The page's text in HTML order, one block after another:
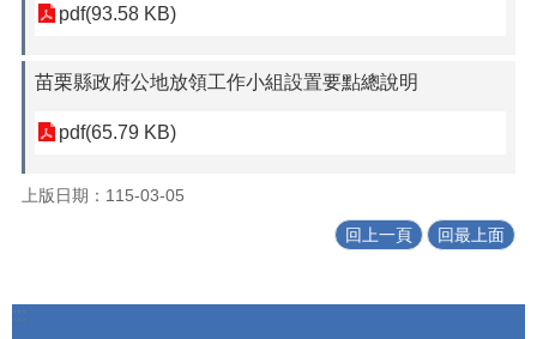
pdf(93.58 KB)
苗栗縣政府公地放領工作小組設置要點總說明
pdf(65.79 KB)
上版日期：115-03-05
回上一頁 回最上面
:::